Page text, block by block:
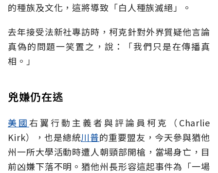
的種族及文化，這將導致「白人種族滅絕」。
去年接受法新社專訪時，柯克針對外界質疑他言論
真偽的問題一笑置之，說：「我們只是在傳播真
相。」
兇嫌仍在逃
美國右翼行動主義者與評論員柯克（Charlie
Kirk），也是總統川普的重要盟友，今天參與猶他
州一所大學活動時遭人朝頸部開槍，當場身亡，目
前凶嫌下落不明。猶他州長形容這起事件為「一場